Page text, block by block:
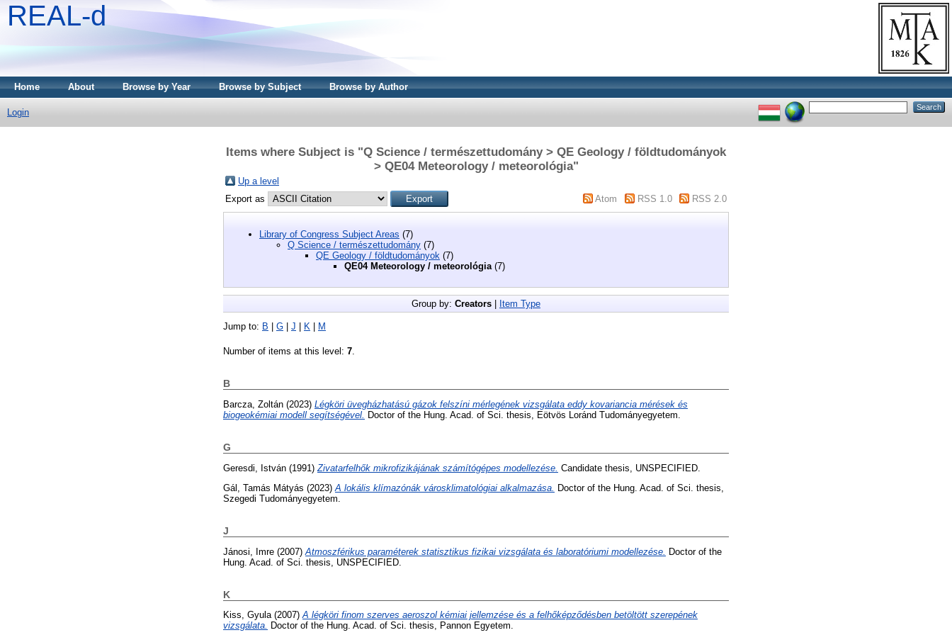
REAL-d
Home About Browse by Year Browse by Subject Browse by Author
Login
Items where Subject is "Q Science / természettudomány > QE Geology / földtudományok
> QE04 Meteorology / meteorológia"
Up a level
Export as
Atom RSS 1.0 RSS 2.0
Library of Congress Subject Areas (7)
Q Science / természettudomány (7)
QE Geology / földtudományok (7)
QE04 Meteorology / meteorológia (7)
Group by: Creators Item Type
Jump to: B G J K M
Number of items at this level: 7.
B
Barcza, Zoltán (2023) Légköri üvegházhatású gázok felszíni mérlegének vizsgálata eddy kovariancia mérések és
biogeokémiai modell segítségével. Doctor of the Hung. Acad. of Sci. thesis, Eötvös Loránd Tudományegyetem.
G
Geresdi, István (1991) Zivatarfelhők mikrofizikájának számítógépes modellezése. Candidate thesis, UNSPECIFIED.
Gál, Tamás Mátyás (2023) A lokális klímazónák városklimatológiai alkalmazása.
Doctor of the Hung. Acad. of Sci. thesis,
Szegedi Tudományegyetem.
J
Jánosi, Imre (2007) Atmoszférikus paraméterek statisztikus fizikai vizsgálata és laboratóriumi modellezése. Doctor of the
Hung. Acad. of Sci. thesis, UNSPECIFIED.
K
Kiss, Gyula(2007)A légköri finom szerves aeroszol kémiai jellemzése és a felhőképződésben betöltött szerepének
vizsgálata. Doctor of the Hung. Acad. of Sci. thesis, Pannon Egyetem.